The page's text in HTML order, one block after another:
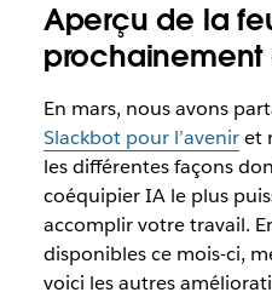
Aperçu de la
prochainement
En mars, nous avons
Slackbot pour l’aveniret
les différentes façons
coéquipier IA le plus
accomplir votre travail.
disponibles ce mois-ci,
voici les autres